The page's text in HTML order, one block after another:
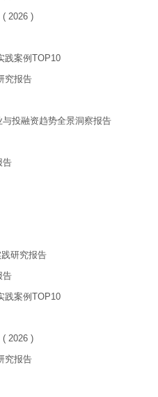
( 2026 )
践案例TOP10
究报告
投融资趋势全景洞察报告
告
研究报告
告
践案例TOP10
( 2026 )
究报告